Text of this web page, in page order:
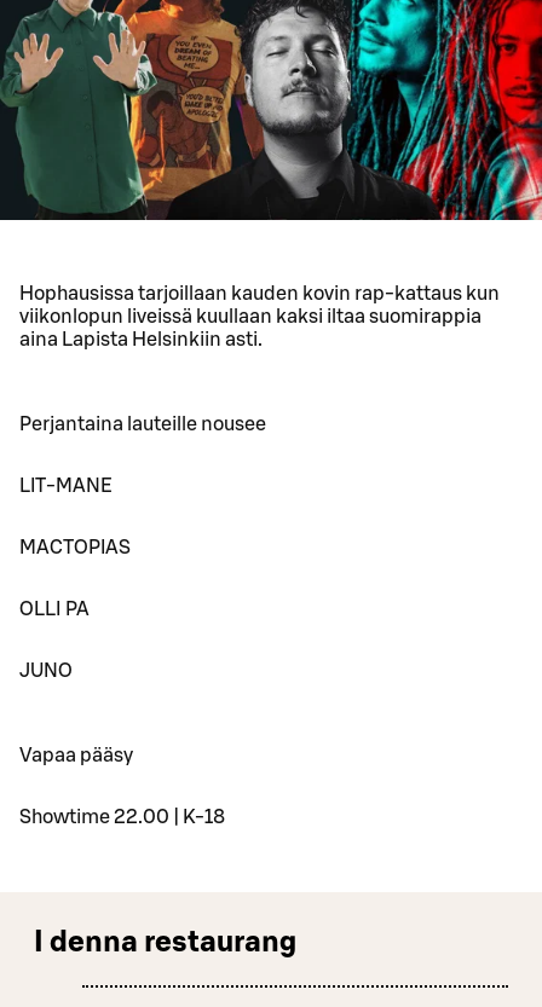
Hophausissa tarjoillaan kauden kovin rap-kattaus kun
viikonlopun liveissä kuullaan kaksi iltaa suomirappia
aina Lapista Helsinkiin asti.
Perjantaina lauteille nousee
LIT-MANE
MACTOPIAS
OLLI PA
JUNO
Vapaa pääsy
Showtime 22.00 | K-18
I denna restaurang